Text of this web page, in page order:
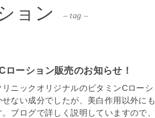
ョン – tag –
ローション販売のお知らせ！
ニックオリジナルのビタミンCロー
せない成分でしたが、美白作用以外に
ブログで詳しく説明していますので